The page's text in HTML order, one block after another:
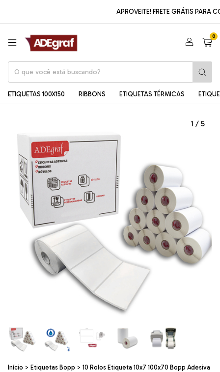
APROVEITE! FRETE GRÁTIS PARA
0
ETIQUETAS 100X150 RIBBONS ETIQUETAS TÉRMICAS
1 / 5
Início > Etiquetas Bopp > 10 Rolos Etiqueta 10x7 100x70 Bopp Adesiva